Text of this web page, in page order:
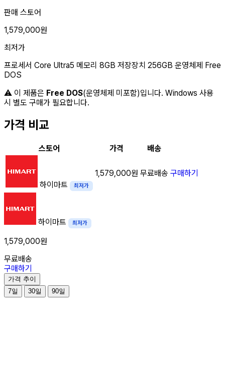
판매 스토어
1,579,000원
최저가
프로세서 Core Ultra5 메모리 8GB 저장장치 256GB 운영체제 Free
DOS
⚠️ 이 제품은 Free DOS(운영체제 미포함)입니다. Windows 사용
시 별도 구매가 필요합니다.
가격 비교
스토어 가격 배송
하이마트 최저가
1,579,000원 무료배송 구매하기
하이마트 최저가
1,579,000원
무료배송
구매하기
가격 추이
7일
30일 90일